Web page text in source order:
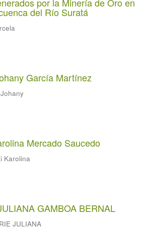
del Río Suratá
García Martínez
Mercado Saucedo
Karolina
GAMBOA BERNAL
JULIANA